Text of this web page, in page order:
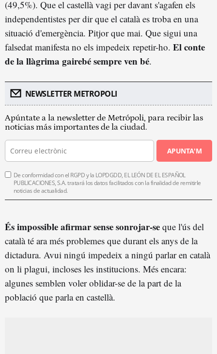
(49,5%). Que el castellà vagi per davant s'agafen els
independentistes per dir que el català es troba en una
situació d'emergència. Pitjor que mai. Que sigui una
falsedat manifesta no els impedeix repetir-ho. El conte
de la llàgrima gairebé sempre ven bé.
NEWSLETTER METROPOLI
Apúntate a la newsletter de Metrópoli, para recibir las
noticias más importantes de la ciudad.
APUNTA'M
De conformidad con el RGPD y la LOPDGDD, EL LEÓN DE EL ESPAÑOL
PUBLICACIONES, S.A. tratará los datos facilitados con la finalidad de remitirle
noticias de actualidad.
És impossible afirmar sense sonrojar-se que l'ús del
català té ara més problemes que durant els anys de la
dictadura. Avui ningú impedeix a ningú parlar en català
on li plagui, incloses les institucions. Més encara:
algunes semblen voler oblidar-se de la part de la
població que parla en castellà.